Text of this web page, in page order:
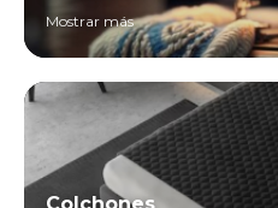
Mostrar más